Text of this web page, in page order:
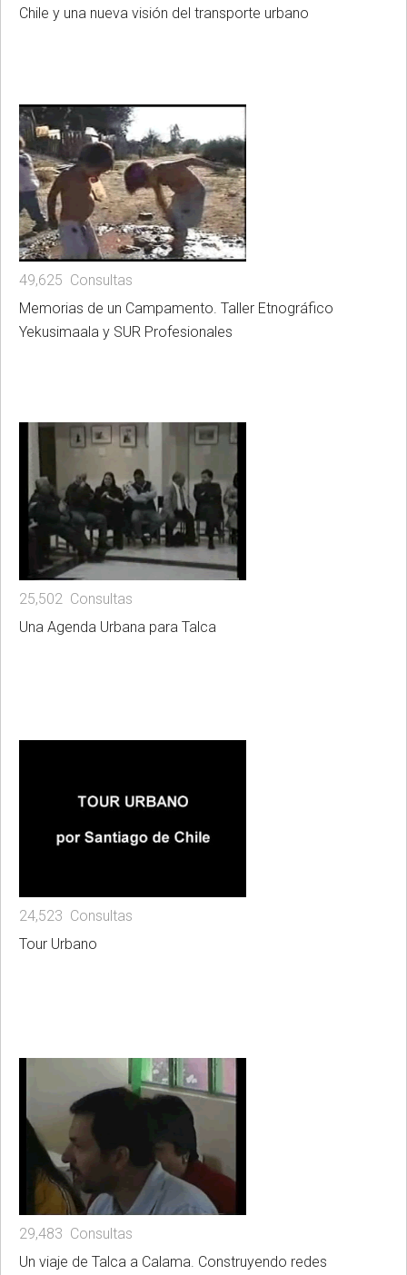
Chile y una nueva visión del transporte urbano
49,625 Consultas
Memorias de un Campamento. Taller Etnográfico
Yekusimaala y SUR Profesionales
25,502 Consultas
Una Agenda Urbana para Talca
24,523 Consultas
Tour Urbano
29,483 Consultas
Un viaje de Talca a Calama. Construyendo redes